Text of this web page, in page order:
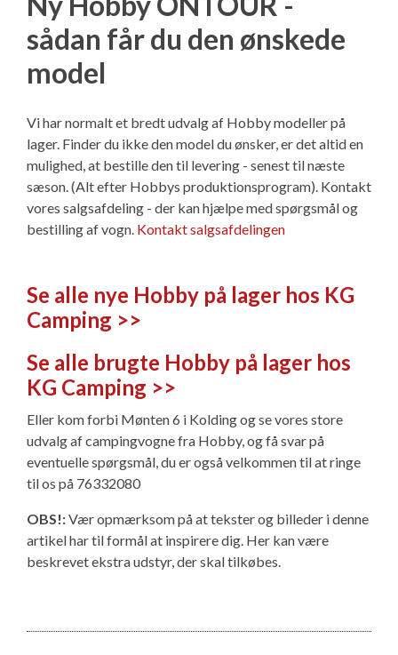
sådan får du den ønskede
model
Vi har normalt et bredt udvalg af Hobby modeller på
lager. Finder du ikke den model du ønsker, er det altid en
mulighed, at bestille den til levering - senest til næste
sæson. (Alt efter Hobbys produktionsprogram). Kontakt
vores salgsafdeling - der kan hjælpe med spørgsmål og
bestilling af vogn. Kontakt salgsafdelingen
Se alle nye Hobby på lager hos KG
Camping >>
Se alle brugte Hobby på lager hos
KG Camping >>
Eller kom forbi Mønten 6 i Kolding og se vores store
udvalg af campingvogne fra Hobby, og få svar på
eventuelle spørgsmål, du er også velkommen til at ringe
til os på 76332080
OBS!:Vær opmærksom på at tekster og billeder i denne
artikel har til formål at inspirere dig. Her kan være
beskrevet ekstra udstyr, der skal tilkøbes.